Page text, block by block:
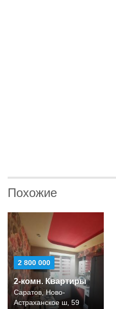
Похожие
2 800 000
2-комн. Квартиры
Саратов, Ново-
Астраханское ш, 59